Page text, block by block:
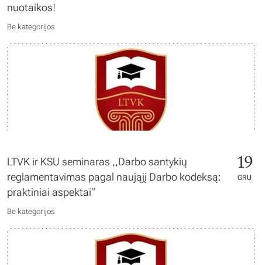
nuotaikos!
Be kategorijos
LTVK ir KSU seminaras ,,Darbo santykių
reglamentavimas pagal naująjį Darbo kodeksą:
praktiniai aspektai“
19
GRU
Be kategorijos